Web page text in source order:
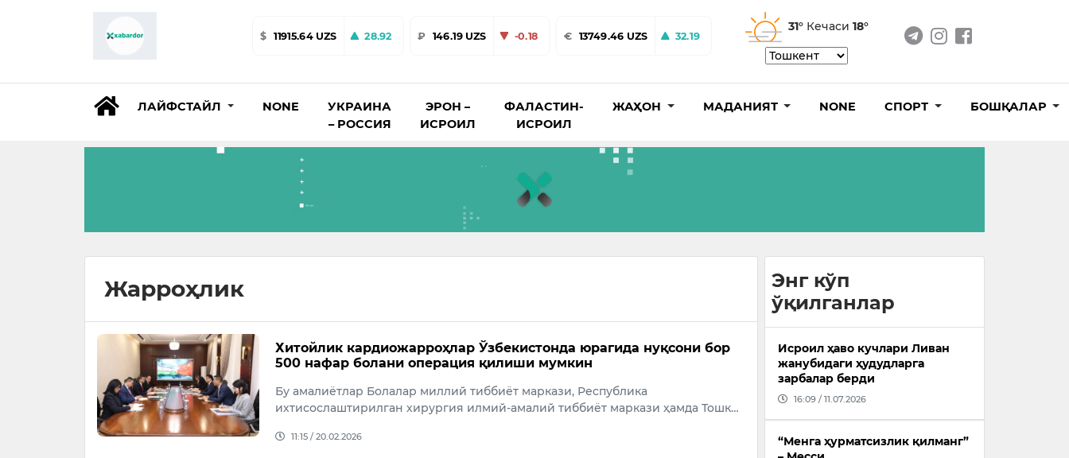
$ 11915.64 UZS 28.92 ₽ 146.19 UZS -0.18 € 13749.46 UZS 32.19
31° Кечаси 18°
ЛАЙФСТАЙЛ NONE
УКРАИНА
– РОССИЯ
ЭРОН –
ИСРОИЛ
ФАЛАСТИН-
ИСРОИЛ
ЖАҲОН МАДАНИЯТ NONE СПОРТ БОШҚАЛАР
Жарроҳлик
Хитойлик кардиожарроҳлар Ўзбекистонда юрагида нуқсони бор
500 нафар болани операция қилиши мумкин
Бу амалиётлар Болалар миллий тиббиёт маркази, Республика
ихтисослаштирилган хирургия илмий-амалий тиббиёт маркази ҳамда Тошк…
11:15 / 20.02.2026
Энг кўп
ўқилганлар
Исроил ҳаво кучлари Ливан
жанубидаги ҳудудларга
зарбалар берди
16:09 / 11.07.2026
“Менга ҳурматсизлик қилманг”